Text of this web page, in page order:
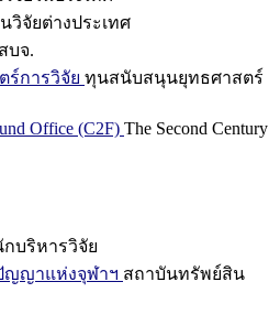
วิจัยต่างประเทศ
บจ.
การวิจัย ทุนสนับสนุนยุทธศาสตร์
Office (C2F) The Second Century
กบริหารวิจัย
ญญาแห่งจุฬาฯ สถาบันทรัพย์สิน